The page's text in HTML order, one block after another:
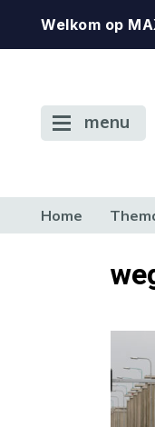
Welkom op
menu
Home
TERUG NAAR TOEN